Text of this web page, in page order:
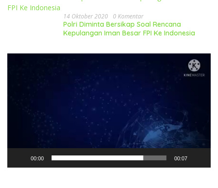
14 Oktober 2020 0 Komentar
Polri Diminta Bersikap Soal Rencana
Kepulangan Iman Besar FPI Ke Indonesia
00:00 00:07